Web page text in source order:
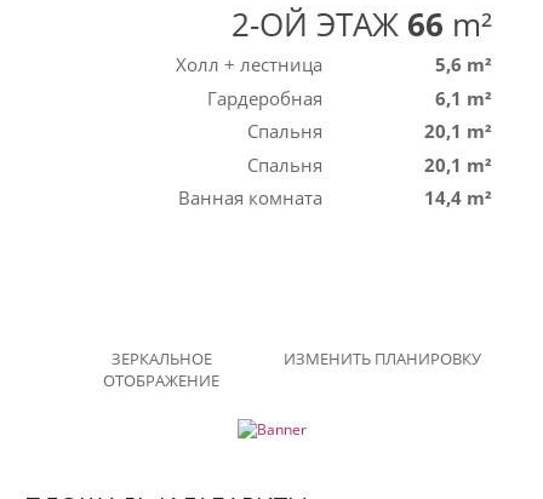
2-ОЙ ЭТАЖ 66 m²
Холл + лестница
5,6 m²
Гардеробная
6,1 m²
Спальня
20,1 m²
Спальня
20,1 m²
Ванная комната
14,4 m²
ЗЕРКАЛЬНОЕ
ОТОБРАЖЕНИЕ
ИЗМЕНИТЬ ПЛАНИРОВКУ